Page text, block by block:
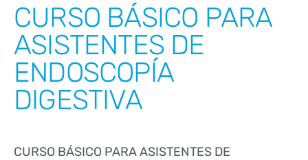
CURSO BÁSICO PARA
ASISTENTES DE
ENDOSCOPÍA
DIGESTIVA
CURSO BÁSICO PARA ASISTENTES DE